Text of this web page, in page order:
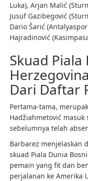
Luka), Arjan Malić
Jusuf Gazibegović
Dario Šarić
Hajradinović
Skuad
Dari Daftar
Pertama-tama,
Hadžiahmetović
sebelumnya telah
Barbarez menjelaskan
skuad Piala Dunia
pemain yang fit dan
perjalanan ke Amerika